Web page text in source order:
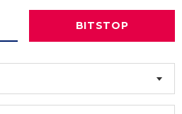
BITSTOP